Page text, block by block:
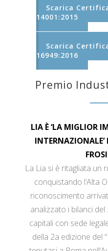
Scarica
14001:2015
Scarica
16949:2016
Premio
LIA È ‘LA MIGLIOR
La Lia si è ritagliata un
conquistando l’Alta
riconoscimento
analizzato i bilanci
capitali con sede
della 2a edizione del